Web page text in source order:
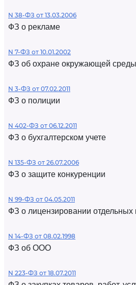
N 38-ФЗ от 13.03.2006
ФЗ о рекламе
N 7-ФЗ от 10.01.2002
ФЗ об охране окружающей среды
N 3-ФЗ от 07.02.2011
ФЗ о полиции
N 402-ФЗ от 06.12.2011
ФЗ о бухгалтерском учете
N 135-ФЗ от 26.07.2006
ФЗ о защите конкуренции
N 99-ФЗ от 04.05.2011
ФЗ о лицензировании отдельных
N 14-ФЗ от 08.02.1998
ФЗ об ООО
N 223-ФЗ от 18.07.2011